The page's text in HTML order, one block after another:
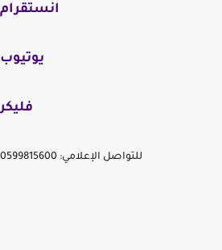
انستقرام
يوتيوب
فليكر